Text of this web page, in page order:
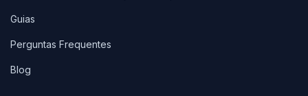
Guias
Perguntas Frequentes
Blog